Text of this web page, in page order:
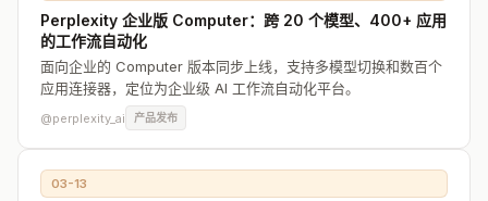
Perplexity 企业版 Computer：跨 20 个模型、400+ 应用
的工作流自动化
面向企业的 Computer 版本同步上线，支持多模型切换和数百个
应用连接器，定位为企业级 AI 工作流自动化平台。
@perplexity_ai 产品发布
03-13